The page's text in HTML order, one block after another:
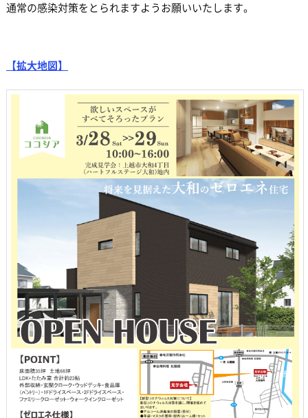
通常の感染対策をとられますようお願いいたします。
【拡大地図】